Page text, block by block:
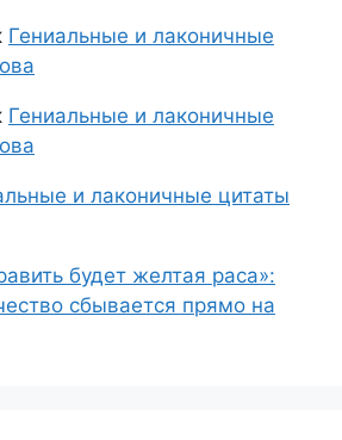
Гениальные и лаконичные
Гениальные и лаконичные
и лаконичные цитаты
будет желтая раса»:
сбывается прямо на